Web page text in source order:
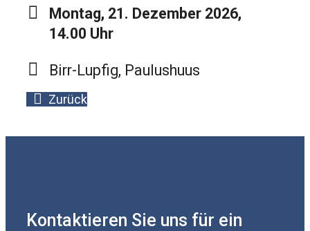
Montag, 21. Dezember 2026,
14.00 Uhr
Birr-Lupfig, Paulushuus
Zurück
Kontaktieren Sie uns für ein